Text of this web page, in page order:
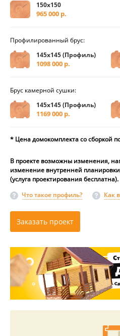
150х150
965 000 р.
Профилированный брус:
145х145 (Профиль)
1098 000 р.
Брус камерной сушки:
145х145 (Профиль)
1169 000 р.
* Цена домокомплекта со сборкой
В проекте возможны изменения,
изменение внутренней
(услуга проектирования бесплатна).
Что такое профиль?
Как
Заказать проект